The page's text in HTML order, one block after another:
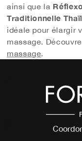
ainsi que la
Traditionnelle
idéale pour élargir
massage.
massage.